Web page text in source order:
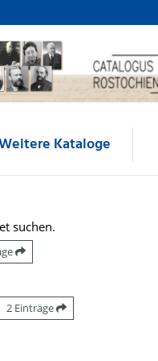
Kataloge
suchen.
2 Einträge